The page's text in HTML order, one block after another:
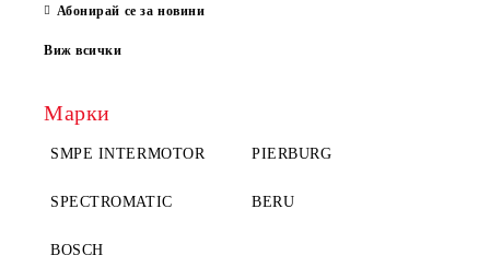
Абонирай се за новини
Виж всички
Марки
SMPE INTERMOTOR PIERBURG
SPECTROMATIC BERU
BOSCH